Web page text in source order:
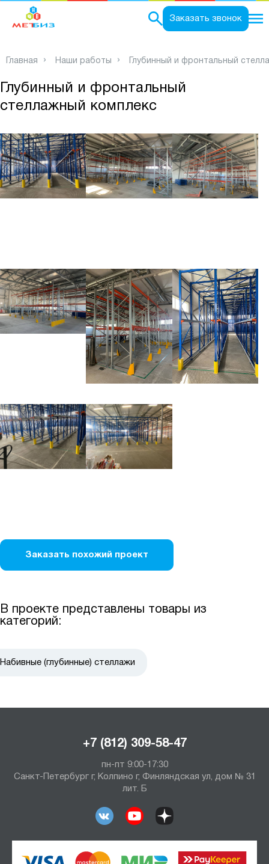
Заказать звонок
Главная Наши работы Глубинный и фронтальный
Глубинный и фронтальный
стеллажный комплекс
Заказать похожий проект
В проекте представлены товары из
категорий:
Набивные (глубинные) стеллажи
+7 (812) 309-58-47
пн-пт 9:00-17:30
Санкт-Петербург г, Колпино г, Финляндская ул, дом № 31
лит. Б